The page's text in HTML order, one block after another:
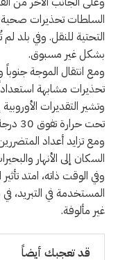
السلطات تحذيرات صحية
التحتية للنقل. وفي بلد
بشكل غير مسبوق.
تحذيرات مشابهة
تحت حرارة تفوق 30 درجة، وهو ما يجعل هذه الموجة من أوسع الظواهر المناخية تأثيراً على سكان القارة خلال السنوات الأخيرة.
السكان إلى الأنهار
وفي الوقت ذاته، امتد
المستخدمة في التبريد،
غير مألوفة.
قد تعجبك أيضاً